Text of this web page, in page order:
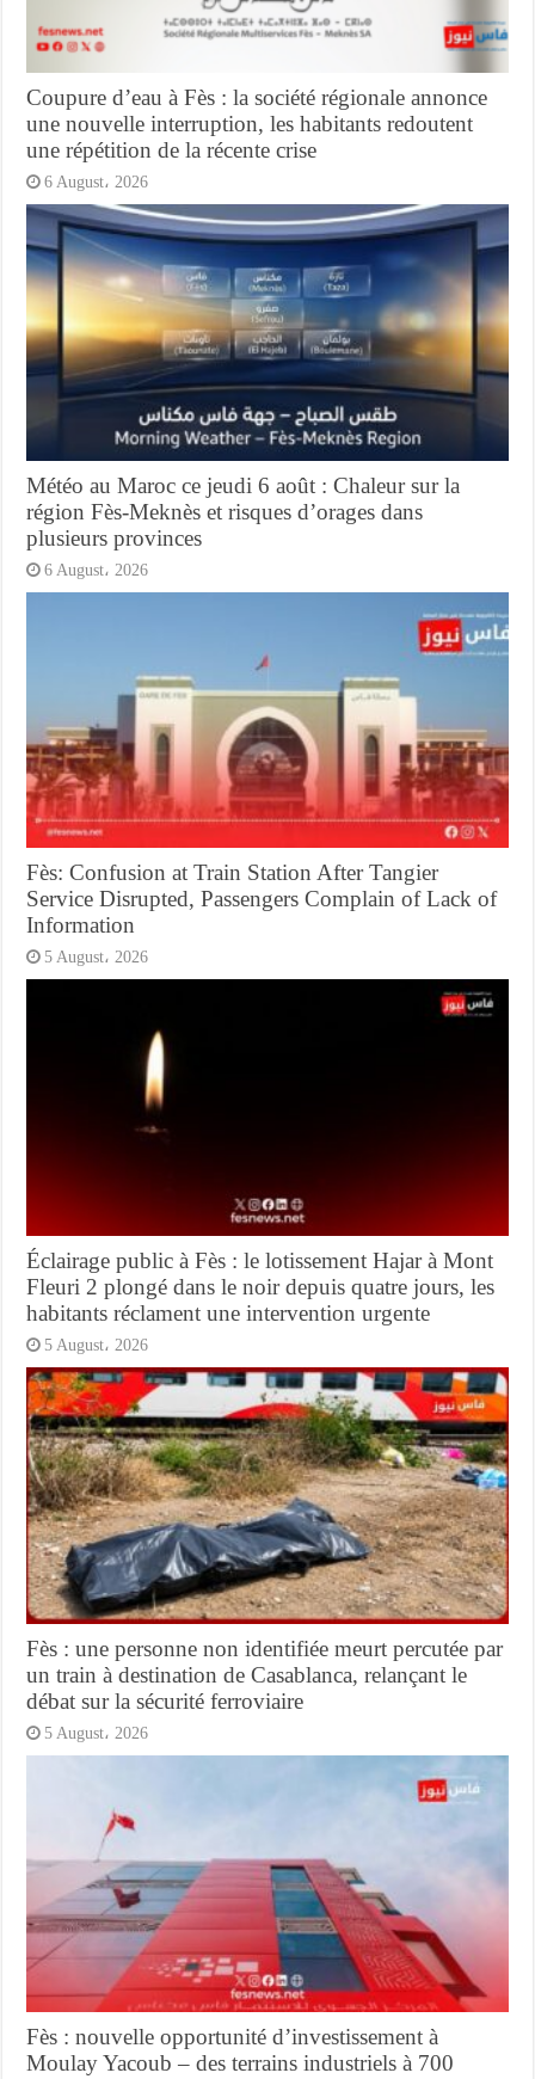
Coupure d’eau à Fès : la société régionale annonce
une nouvelle interruption, les habitants redoutent
une répétition de la récente crise
6 August، 2026
Météo au Maroc ce jeudi 6 août : Chaleur sur la
région Fès-Meknès et risques d’orages dans
plusieurs provinces
6 August، 2026
Fès: Confusion at Train Station After Tangier
Service Disrupted, Passengers Complain of Lack of
Information
5 August، 2026
Éclairage public à Fès : le lotissement Hajar à Mont
Fleuri 2 plongé dans le noir depuis quatre jours, les
habitants réclament une intervention urgente
5 August، 2026
Fès : une personne non identifiée meurt percutée par
un train à destination de Casablanca, relançant le
débat sur la sécurité ferroviaire
5 August، 2026
Fès : nouvelle opportunité d’investissement à
Moulay Yacoub – des terrains industriels à 700